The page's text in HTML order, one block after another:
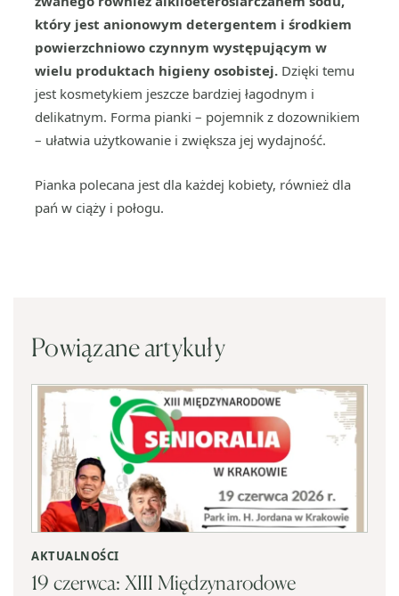
który jest anionowym detergentem i środkiem
powierzchniowo czynnym występującym w
wielu produktach higieny osobistej. Dzięki temu
jest kosmetykiem jeszcze bardziej łagodnym i
delikatnym. Forma pianki – pojemnik z dozownikiem
– ułatwia użytkowanie i zwiększa jej wydajność.
Pianka polecana jest dla każdej kobiety, również dla
pań w ciąży i połogu.
Powiązane artykuły
AKTUALNOŚCI
19 czerwca: XIII Międzynarodowe